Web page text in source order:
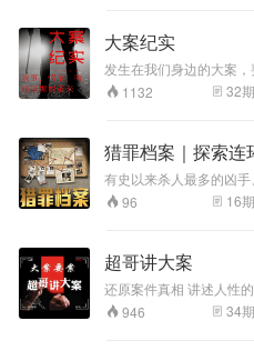
大案纪实
发生在我们身边的大案
1132
32期
猎罪档案｜探索连
有史以来杀人最多的凶
96
16期
超哥讲大案
还原案件真相 讲述人性
946
34期